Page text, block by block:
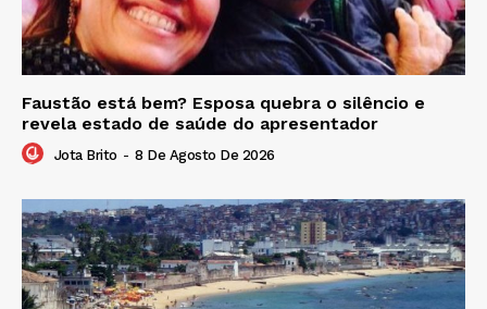
Faustão está bem? Esposa quebra o silêncio e
revela estado de saúde do apresentador
Jota Brito - 8 De Agosto De 2026